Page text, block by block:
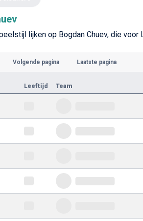
lijken op Bogdan Chuev, die voor
Volgende pagina Laatste pagina
Leeftijd Team